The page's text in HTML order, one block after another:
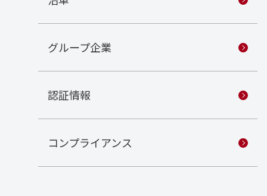
グループ企業
認証情報
コンプライアンス